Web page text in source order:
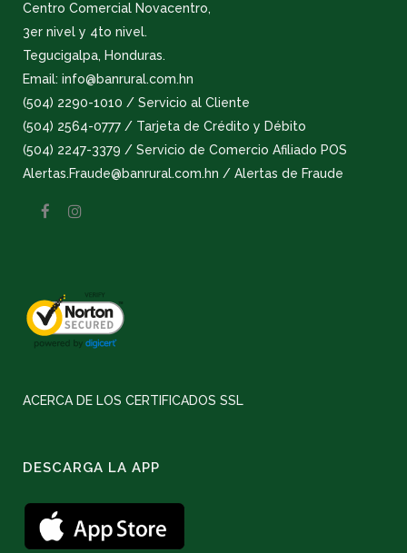
Centro Comercial Novacentro,
3er nivel y 4to nivel.
Tegucigalpa, Honduras.
Email: info@banrural.com.hn
(504) 2290-1010 / Servicio al Cliente
(504) 2564-0777 / Tarjeta de Crédito y Débito
(504) 2247-3379 / Servicio de Comercio Afiliado POS
Alertas.Fraude@banrural.com.hn / Alertas de Fraude
ACERCA DE LOS CERTIFICADOS SSL
DESCARGA LA APP